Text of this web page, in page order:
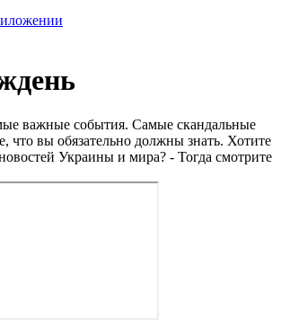
важные события. Самые скандальные
что вы обязательно должны знать. Хотите
Украины и мира? - Тогда смотрите